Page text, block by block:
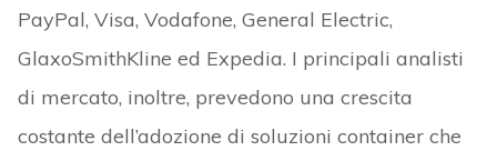
PayPal, Visa, Vodafone, General Electric,
GlaxoSmithKline ed Expedia. I principali analisti
di mercato, inoltre, prevedono una crescita
costante dell’adozione di soluzioni container che